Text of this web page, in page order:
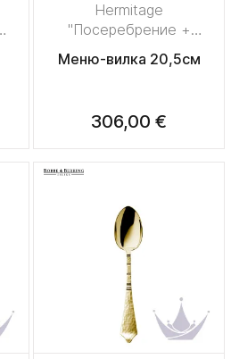
Hermitage
"Посеребрение +
сплошная позолота"
Меню-вилка 20,5см
306,00 €